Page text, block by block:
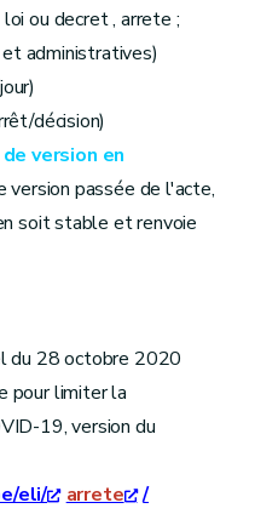
ou decret , arrete ;
administratives)
décision)
version en
passée de l'acte,
soit stable et renvoie
du 28 octobre 2020
pour limiter la
19, version du
eli/
arrete
/